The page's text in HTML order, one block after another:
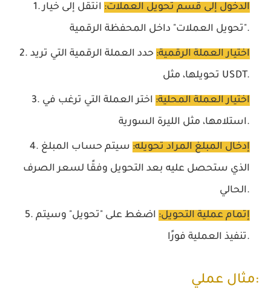
الدخول إلى قسم تحويل العملات: انتقل إلى خيار
"تحويل العملات" داخل المحفظة الرقمية.
اختيار العملة الرقمية: حدد العملة الرقمية التي تريد
تحويلها، مثل USDT.
اختيار العملة المحلية: اختر العملة التي ترغب في
استلامها، مثل الليرة السورية.
إدخال المبلغ المراد تحويله: سيتم حساب المبلغ
الذي ستحصل عليه بعد التحويل وفقًا لسعر الصرف
الحالي.
إتمام عملية التحويل: اضغط على "تحويل" وسيتم
تنفيذ العملية فورًا.
مثال عملي: